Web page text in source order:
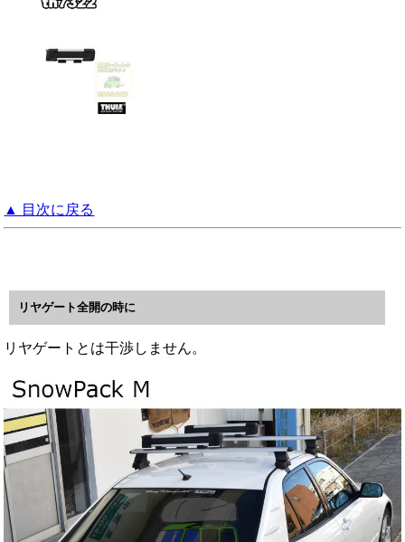
▲ 目次に戻る
リヤゲート全開の時に
リヤゲートとは干渉しません。